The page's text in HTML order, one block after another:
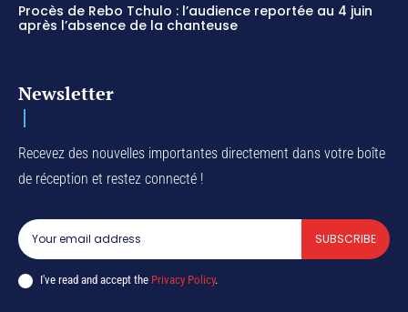
Procès de Rebo Tchulo : l’audience reportée au 4 juin
après l’absence de la chanteuse
Newsletter
Recevez des nouvelles importantes directement dans votre boîte
de réception et restez connecté !
SUBSCRIBE
I've read and accept the Privacy Policy.